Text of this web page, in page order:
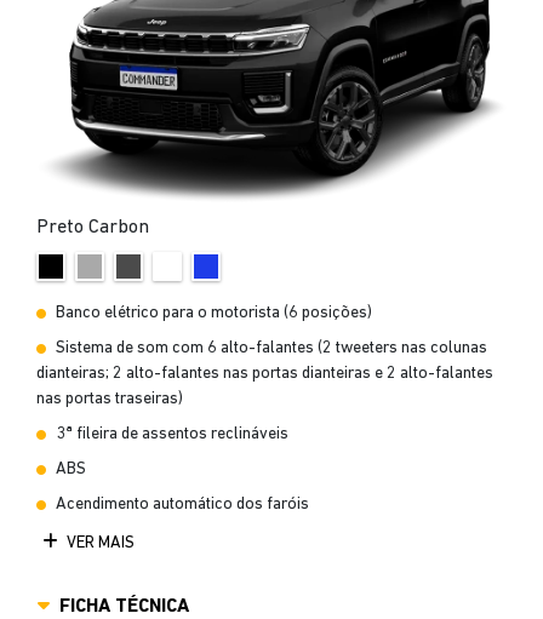
Preto Carbon
Banco elétrico para o motorista (6 posições)
Sistema de som com 6 alto-falantes (2 tweeters nas colunas
dianteiras; 2 alto-falantes nas portas dianteiras e 2 alto-falantes
nas portas traseiras)
3ª fileira de assentos reclináveis
ABS
Acendimento automático dos faróis
VER MAIS
FICHA TÉCNICA